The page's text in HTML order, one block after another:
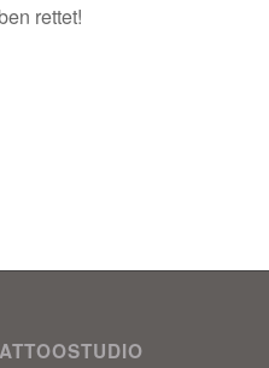
rettet!